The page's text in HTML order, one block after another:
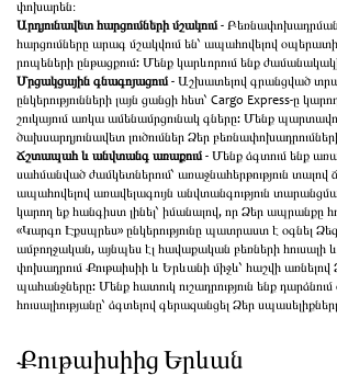
փոխարեն։
Արդյունավետ հարցումների մշակում-
հարցումները արագ մշակվում են՝ ապահովելով
րոպեների ընթացքում: Մենք կարևորում ենք
Մրցակցային գնագոյացում- Աշխատելով գրանցված
ընկերությունների լայն ցանցի հետ՝ Cargo Express-ը
շուկայում առկա ամենամրցունակ գները: Մենք
ծախսարդյունավետ լուծումներ Ձեր
Ճշտապահ և անվտանգ առաքում- Մենք ձգտում ենք
սահմանված ժամկետներում՝ առաջնահերթություն տալով
ապահովելով առավելագույն անվտանգություն
կարող եք հանգիստ լինել՝ իմանալով, որ Ձեր ապրանքը
«Կարգո Էքսպրես» ընկերությունը պատրաստ է օգնել
ամբողջական, այնպես էլ հավաքական բեռների հուսալի
փոխադրում Քութաիսիի և Երևանի միջև՝ հաշվի առնելով
պահանջները: Մենք հատուկ ուշադրություն ենք
հուսալիությանը՝ ձգտելով գերազանցել Ձեր
Քութաիսիից Երևան